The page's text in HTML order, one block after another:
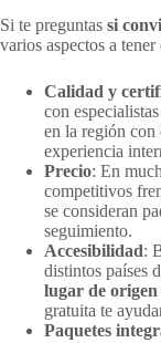
Si te preguntas si
varios aspectos a tener
Calidad y
con
en la región con
experiencia
Precio: En
competitivos
se consideran
seguimiento.
Accesibilidad:
distintos países
lugar de
gratuita te
Paquetes